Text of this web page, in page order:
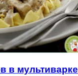
в мультиварке